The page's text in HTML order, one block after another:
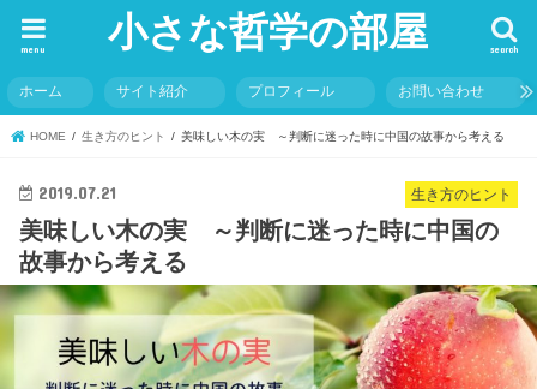
小さな哲学の部屋 search
menu
ホーム サイト紹介 プロフィール お問い合わせ
HOME 生き方のヒント 美味しい木の実 ～判断に迷った時に中国の故事から考える
生き方のヒント
2019.07.21
美味しい木の実 ～判断に迷った時に中国の
故事から考える